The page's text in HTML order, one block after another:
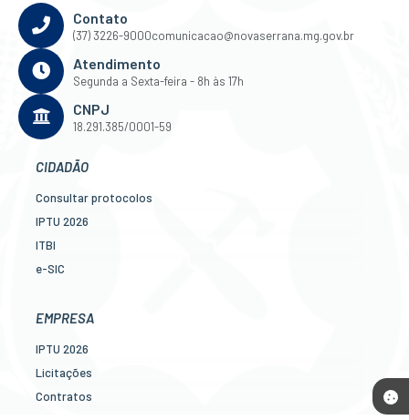
Contato
(37) 3226-9000comunicacao@novaserrana.mg.gov.br
Atendimento
Segunda a Sexta-feira - 8h às 17h
CNPJ
18.291.385/0001-59
CIDADÃO
Consultar protocolos
IPTU 2026
ITBI
e-SIC
Legislação
EMPRESA
IPTU 2026
Licitações
Contratos